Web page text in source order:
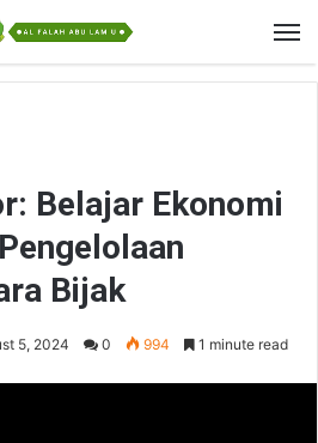
Belajar Ekonomi
Bijak
5, 2024 0 994 1 minute read